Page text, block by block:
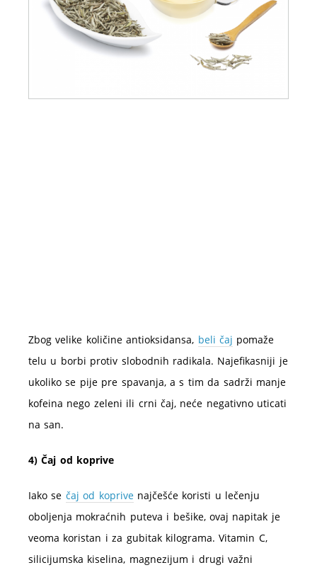
Zbog velike količine antioksidansa, beli čaj pomaže
telu u borbi protiv slobodnih radikala. Najefikasniji je
ukoliko se pije pre spavanja, a s tim da sadrži manje
kofeina nego zeleni ili crni čaj, neće negativno uticati
na san.
4) Čaj od koprive
Iako se čaj od koprivenajčešće koristi u lečenju
oboljenja mokraćnih puteva i bešike, ovaj napitak je
veoma koristan i za gubitak kilograma. Vitamin C,
silicijumska kiselina, magnezijum i drugi važni